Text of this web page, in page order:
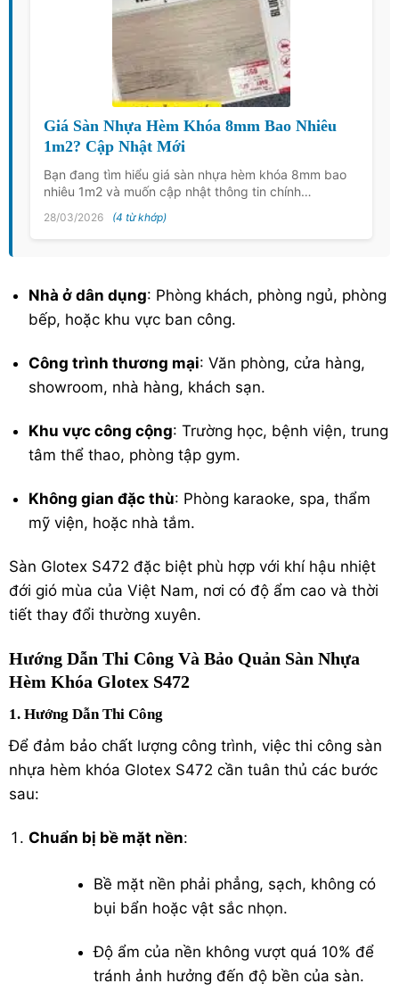
Giá Sàn Nhựa Hèm Khóa 8mm Bao Nhiêu
1m2? Cập Nhật Mới
Bạn đang tìm hiểu giá sàn nhựa hèm khóa 8mm bao
nhiêu 1m2 và muốn cập nhật thông tin chính…
28/03/2026 (4 từ khớp)
Nhà ở dân dụng: Phòng khách, phòng ngủ, phòng
bếp, hoặc khu vực ban công.
Công trình thương mại: Văn phòng, cửa hàng,
showroom, nhà hàng, khách sạn.
Khu vực công cộng: Trường học, bệnh viện, trung
tâm thể thao, phòng tập gym.
Không gian đặc thù: Phòng karaoke, spa, thẩm
mỹ viện, hoặc nhà tắm.
Sàn Glotex S472 đặc biệt phù hợp với khí hậu nhiệt
đới gió mùa của Việt Nam, nơi có độ ẩm cao và thời
tiết thay đổi thường xuyên.
Hướng Dẫn Thi Công Và Bảo Quản Sàn Nhựa
Hèm Khóa Glotex S472
1. Hướng Dẫn Thi Công
Để đảm bảo chất lượng công trình, việc thi công sàn
nhựa hèm khóa Glotex S472 cần tuân thủ các bước
sau:
Chuẩn bị bề mặt nền:
Bề mặt nền phải phẳng, sạch, không có
bụi bẩn hoặc vật sắc nhọn.
Độ ẩm của nền không vượt quá 10% để
tránh ảnh hưởng đến độ bền của sàn.